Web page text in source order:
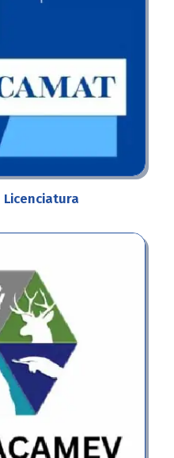
Licenciatura